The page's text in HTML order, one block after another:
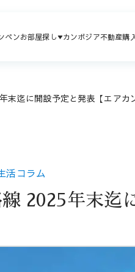
ペンお部屋探し カンボジア不動産購
迄に開設予定と発表【エアカ
活コラム
2025年末迄